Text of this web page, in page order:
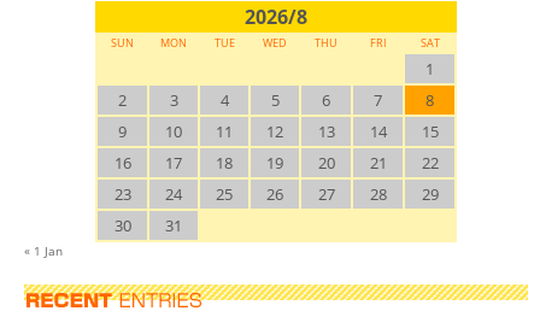
2026/8
SUN MON TUE WED THU FRI SAT
1
2
3 4 5 6 7
8
9
10 11 12 13 14
15
16
17 18 19 20 21
22
23
24 25 26 27 28
29
30
31
« 1 Jan